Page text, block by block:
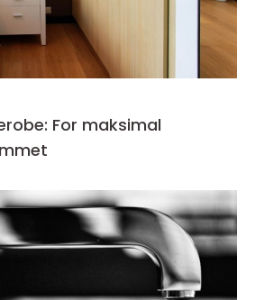
For maksimal